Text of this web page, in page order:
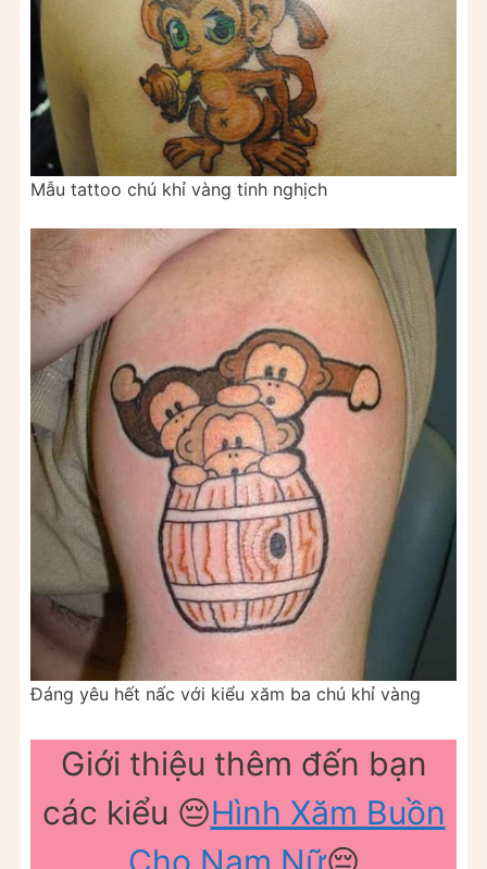
Mẫu tattoo chú khỉ vàng tinh nghịch
Đáng yêu hết nấc với kiểu xăm ba chú khỉ vàng
Giới thiệu thêm đến bạn
các kiểu 😔Hình Xăm Buồn